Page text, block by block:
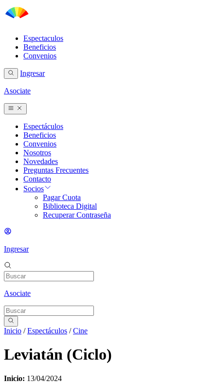
Espectaculos
Beneficios
Convenios
Ingresar
Asociate
Espectáculos
Beneficios
Convenios
Nosotros
Novedades
Preguntas Frecuentes
Contacto
Socios
Pagar Cuota
Biblioteca Digital
Recuperar Contraseña
Ingresar
Asociate
Inicio /Espectáculos /Cine
Leviatán (Ciclo)
Inicio: 13/04/2024